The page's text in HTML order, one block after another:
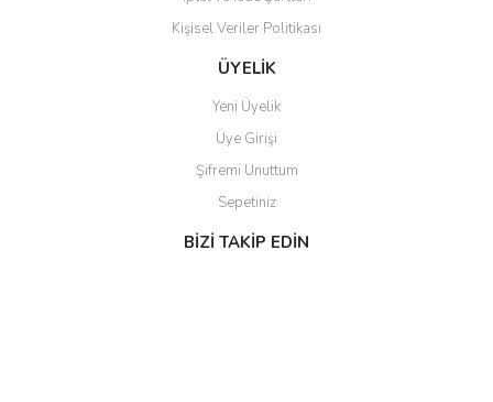
Kişisel Veriler Politikası
ÜYELİK
Yeni Üyelik
Üye Girişi
Şifremi Unuttum
Sepetiniz
BİZİ TAKİP EDİN